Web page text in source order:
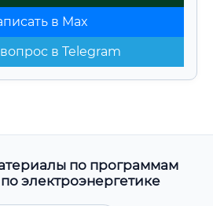
в Max
в Telegram
по программам
электроэнергетике